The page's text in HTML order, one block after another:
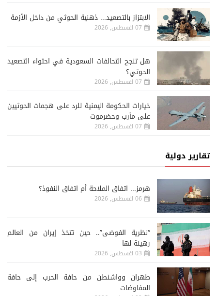
الابتزاز بالتصعيد... ذهنية الحوثي من داخل الأزمة
07 اغسطس, 2026
هل تنجح التحالفات السعودية في احتواء التصعيد
الحوثي؟
07 اغسطس, 2026
خيارات الحكومة اليمنية للرد على هجمات الحوثيين
على مأرب وحضرموت
07 اغسطس, 2026
تقارير دولية
هرمز... اتفاق الملاحة أم اتفاق النفوذ؟
06 اغسطس, 2026
“نظرية الفوضى”.. حين تتخذ إيران من العالم
رهينة لها
03 اغسطس, 2026
طهران وواشنطن من حافة الحرب إلى حافة
المفاوضات